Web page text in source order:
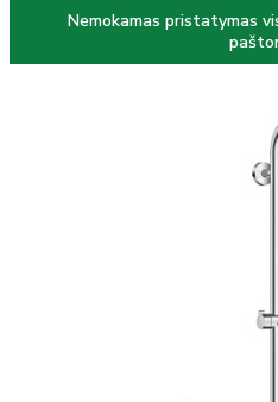
Nemokamas pristatymas